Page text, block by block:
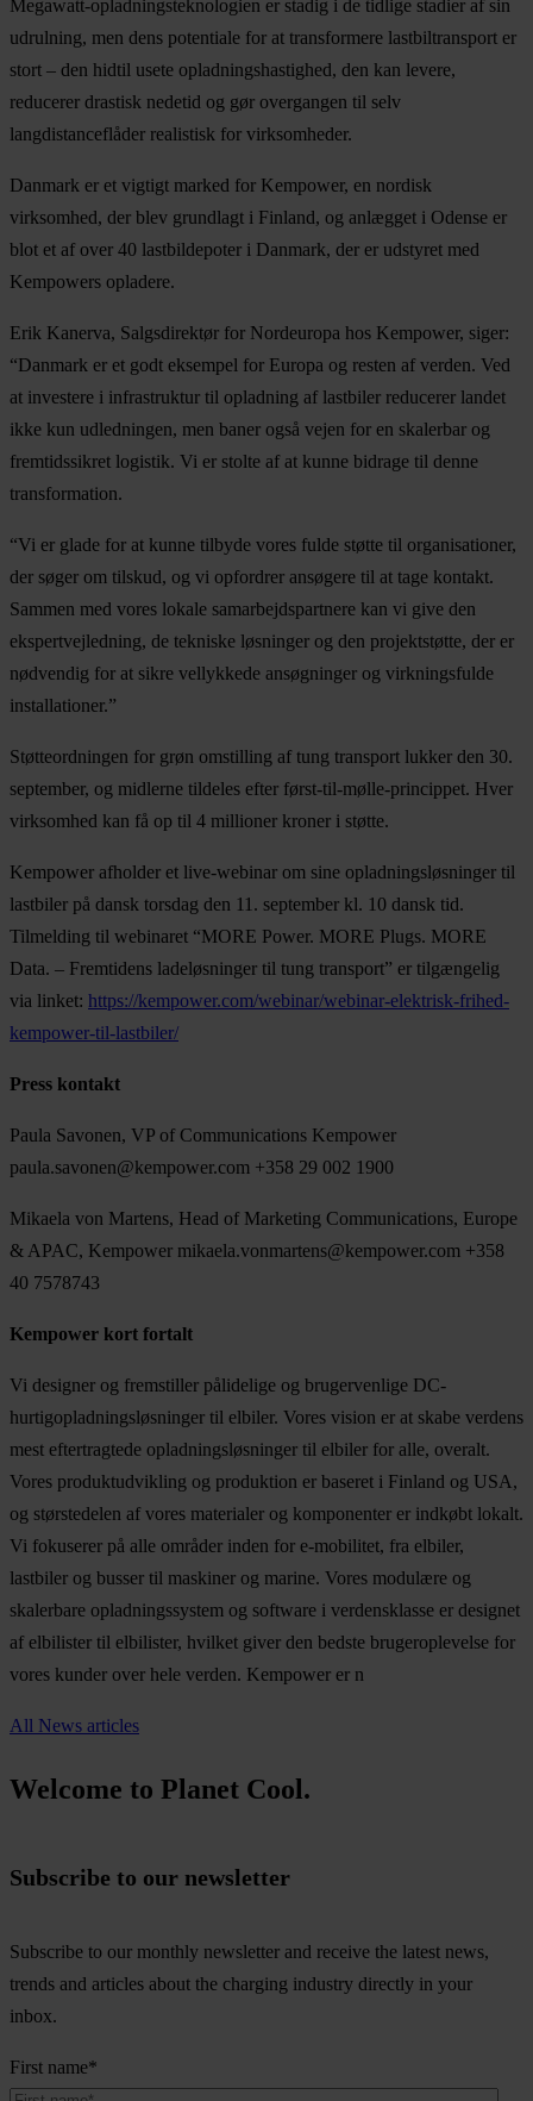
Megawatt-opladningsteknologien er stadig i de tidlige stadier af sin
udrulning, men dens potentiale for at transformere lastbiltransport er
stort – den hidtil usete opladningshastighed, den kan levere,
reducerer drastisk nedetid og gør overgangen til selv
langdistanceflåder realistisk for virksomheder.
Danmark er et vigtigt marked for Kempower, en nordisk
virksomhed, der blev grundlagt i Finland, og anlægget i Odense er
blot et af over 40 lastbildepoter i Danmark, der er udstyret med
Kempowers opladere.
Erik Kanerva, Salgsdirektør for Nordeuropa hos Kempower, siger:
“Danmark er et godt eksempel for Europa og resten af verden. Ved
at investere i infrastruktur til opladning af lastbiler reducerer landet
ikke kun udledningen, men baner også vejen for en skalerbar og
fremtidssikret logistik. Vi er stolte af at kunne bidrage til denne
transformation.
“Vi er glade for at kunne tilbyde vores fulde støtte til organisationer,
der søger om tilskud, og vi opfordrer ansøgere til at tage kontakt.
Sammen med vores lokale samarbejdspartnere kan vi give den
ekspertvejledning, de tekniske løsninger og den projektstøtte, der er
nødvendig for at sikre vellykkede ansøgninger og virkningsfulde
installationer.”
Støtteordningen for grøn omstilling af tung transport lukker den 30.
september, og midlerne tildeles efter først-til-mølle-princippet. Hver
virksomhed kan få op til 4 millioner kroner i støtte.
Kempower afholder et live-webinar om sine opladningsløsninger til
lastbiler på dansk torsdag den 11. september kl. 10 dansk tid.
Tilmelding til webinaret “MORE Power. MORE Plugs. MORE
Data. – Fremtidens ladeløsninger til tung transport” er tilgængelig
via linket: https://kempower.com/webinar/webinar-elektrisk-frihed-
kempower-til-lastbiler/
Press kontakt
Paula Savonen, VP of Communications Kempower
paula.savonen@kempower.com +358 29 002 1900
Mikaela von Martens, Head of Marketing Communications, Europe
& APAC, Kempower mikaela.vonmartens@kempower.com +358
40 7578743
Kempower kort fortalt
Vi designer og fremstiller pålidelige og brugervenlige DC-
hurtigopladningsløsninger til elbiler. Vores vision er at skabe verdens
mest eftertragtede opladningsløsninger til elbiler for alle, overalt.
Vores produktudvikling og produktion er baseret i Finland og USA,
og størstedelen af vores materialer og komponenter er indkøbt lokalt.
Vi fokuserer på alle områder inden for e-mobilitet, fra elbiler,
lastbiler og busser til maskiner og marine. Vores modulære og
skalerbare opladningssystem og software i verdensklasse er designet
af elbilister til elbilister, hvilket giver den bedste brugeroplevelse for
vores kunder over hele verden. Kempower er n
All News articles
Welcome to Planet Cool.
Subscribe to our newsletter
Subscribe to our monthly newsletter and receive the latest news,
trends and articles about the charging industry directly in your
inbox.
First name*